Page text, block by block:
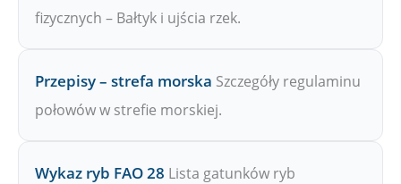
fizycznych – Bałtyk i ujścia rzek.
Przepisy – strefa morska Szczegóły regulaminu
połowów w strefie morskiej.
Wykaz ryb FAO 28 Lista gatunków ryb